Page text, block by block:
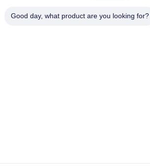
Good day, what product are you looking for?